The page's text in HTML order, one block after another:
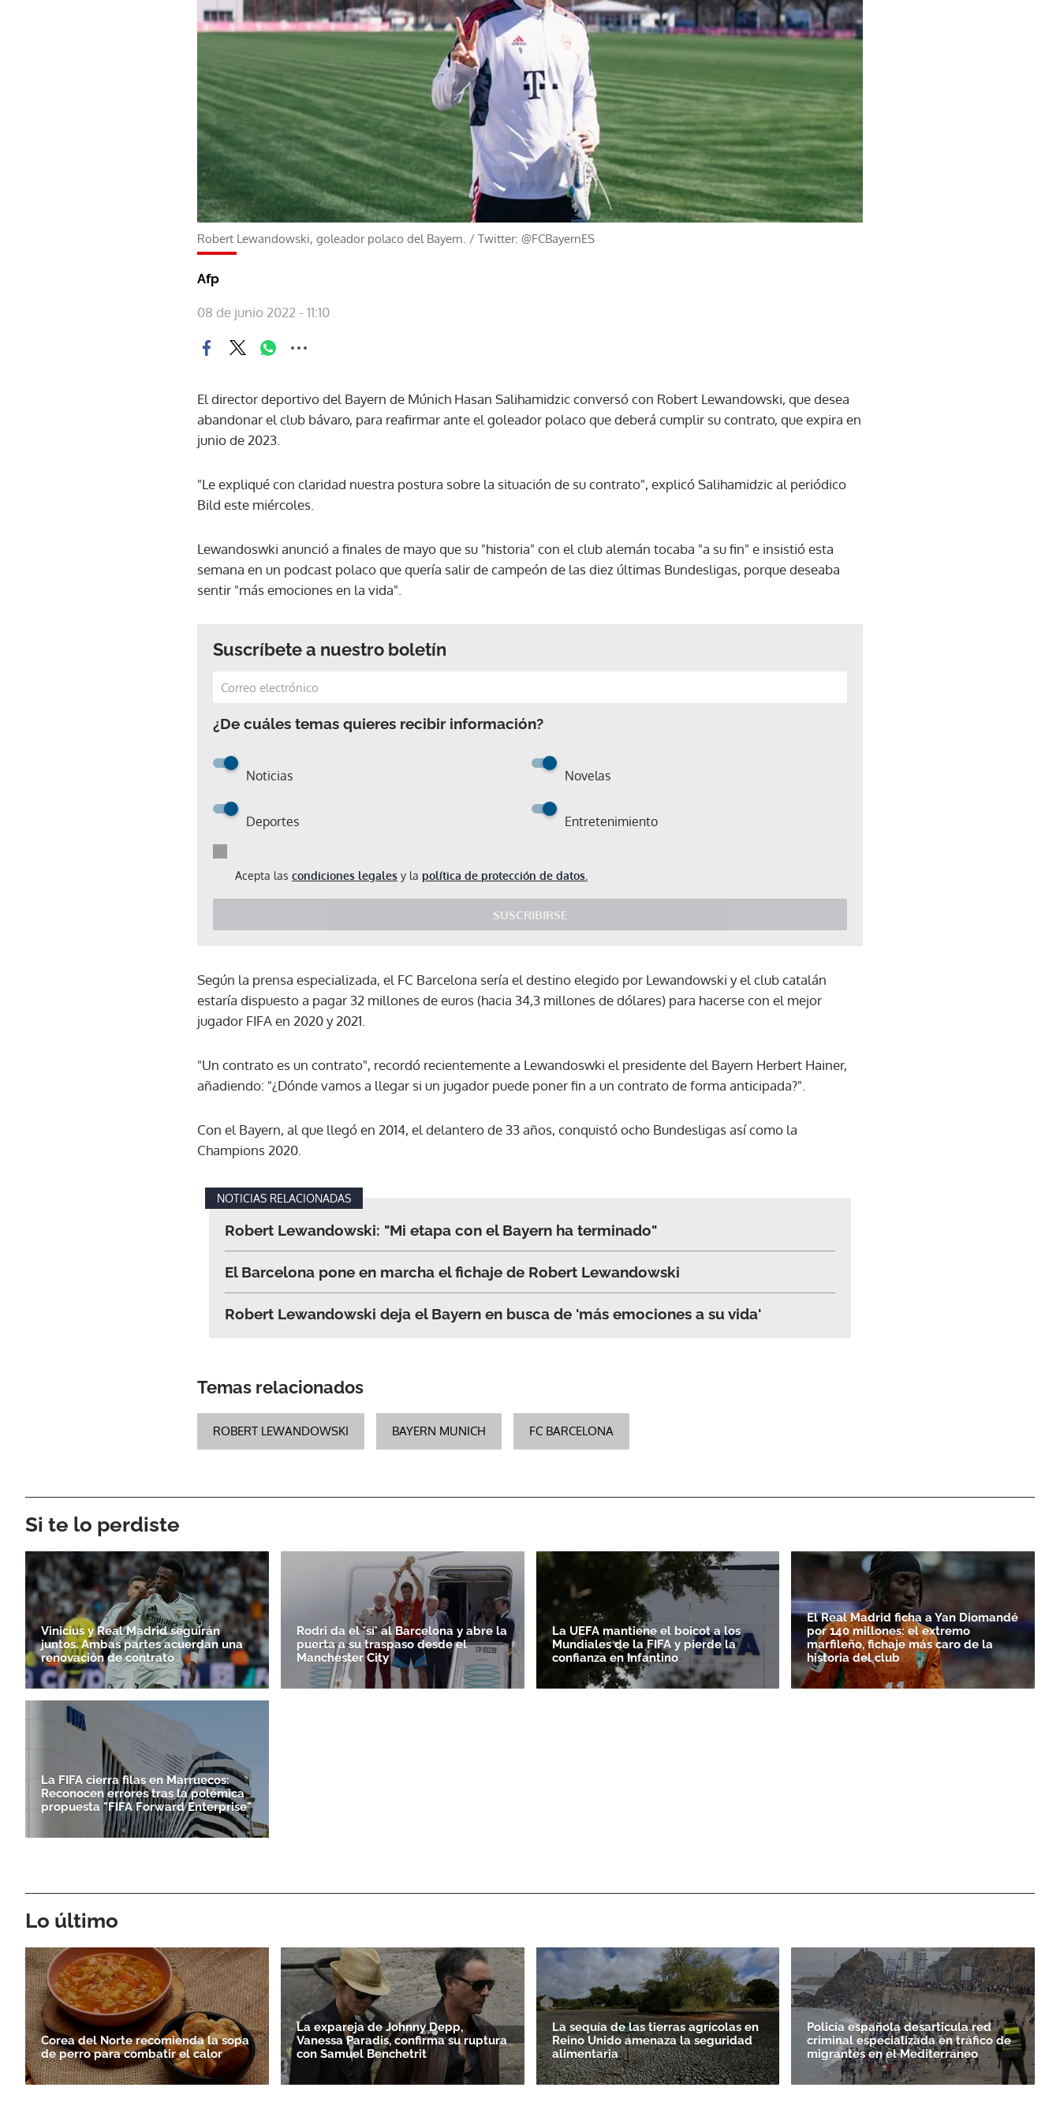
Robert Lewandowski, goleador polaco del Bayern. / Twitter: @FCBayernES
Afp
08 de junio 2022 - 11:10
El director deportivo del Bayern de Múnich Hasan Salihamidzic conversó con Robert Lewandowski, que desea
abandonar el club bávaro, para reafirmar ante el goleador polaco que deberá cumplir su contrato, que expira en
junio de 2023.
"Le expliqué con claridad nuestra postura sobre la situación de su contrato", explicó Salihamidzic al periódico
Bild este miércoles.
Lewandoswki anunció a finales de mayo que su "historia" con el club alemán tocaba "a su fin" e insistió esta
semana en un podcast polaco que quería salir de campeón de las diez últimas Bundesligas, porque deseaba
sentir "más emociones en la vida".
Suscríbete a nuestro boletín
¿De cuáles temas quieres recibir información?
Noticias Novelas
Deportes Entretenimiento
Acepta las condiciones legales y la política de protección de datos.
SUSCRIBIRSE
Según la prensa especializada, el FC Barcelona sería el destino elegido por Lewandowski y el club catalán
estaría dispuesto a pagar 32 millones de euros (hacia 34,3 millones de dólares) para hacerse con el mejor
jugador FIFA en 2020 y 2021.
"Un contrato es un contrato", recordó recientemente a Lewandoswki el presidente del Bayern Herbert Hainer,
añadiendo: "¿Dónde vamos a llegar si un jugador puede poner fin a un contrato de forma anticipada?".
Con el Bayern, al que llegó en 2014, el delantero de 33 años, conquistó ocho Bundesligas así como la
Champions 2020.
NOTICIAS RELACIONADAS
Robert Lewandowski: "Mi etapa con el Bayern ha terminado"
El Barcelona pone en marcha el fichaje de Robert Lewandowski
Robert Lewandowski deja el Bayern en busca de 'más emociones a su vida'
Temas relacionados
ROBERT LEWANDOWSKI BAYERN MUNICH FC BARCELONA
Si te lo perdiste
Vinicius y Real Madrid seguirán
juntos. Ambas partes acuerdan una
renovación de contrato
Rodri da el 'sí' al Barcelona y abre la
puerta a su traspaso desde el
Manchester City
La UEFA mantiene el boicot a los
Mundiales de la FIFA y pierde la
confianza en Infantino
El Real Madrid ficha a Yan Diomandé
por 140 millones: el extremo
marfileño, fichaje más caro de la
historia del club
La FIFA cierra filas en Marruecos:
Reconocen errores tras la polémica
propuesta "FIFA Forward Enterprise"
Lo último
Corea del Norte recomienda la sopa
de perro para combatir el calor
La expareja de Johnny Depp,
Vanessa Paradis, confirma su ruptura
con Samuel Benchetrit
La sequía de las tierras agrícolas en
Reino Unido amenaza la seguridad
alimentaria
Policía española desarticula red
criminal especializada en tráfico de
migrantes en el Mediterráneo